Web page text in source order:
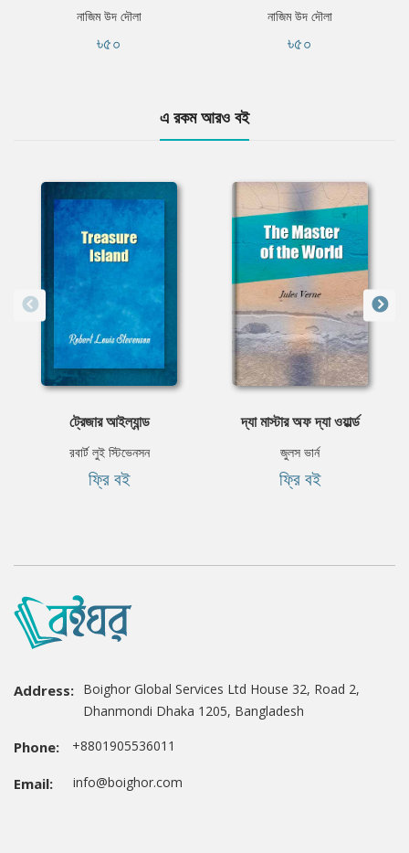
নাজিম উদ দৌলা
৳৫০
নাজিম উদ দৌলা
৳৫০
এ রকম আরও বই
ট্রেজার আইল্যান্ড
রবার্ট লুই স্টিভেনসন
ফ্রি বই
দ্যা মাস্টার অফ দ্যা ওয়ার্ল্ড
জুলস ভার্ন
ফ্রি বই
Address: Boighor Global Services Ltd House 32, Road 2,
Dhanmondi Dhaka 1205, Bangladesh
Phone: +8801905536011
Email: info@boighor.com